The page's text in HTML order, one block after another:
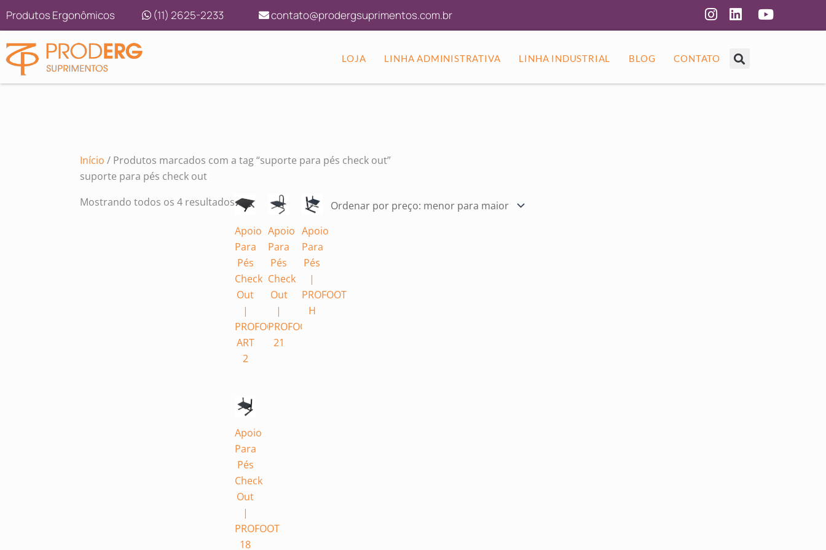
para
conteúdo
Produtos Ergonômicos (11) 2625-2233 contato@prodergsuprimentos.com.br
LOJA LINHA ADMINISTRATIVA LINHA INDUSTRIAL BLOG CONTATO
Início / Produtos marcados com a tag “suporte para pés check out”
suporte para pés check out
Mostrando todos os 4 resultados
alto
Apoio
Para
Pés
Check
Out
|
PROFOOT
ART
2
Apoio
Para
Pés
Check
Out
|
PROFOOT
21
Apoio
Para
Pés
|
PROFOOT
H
Apoio
Para
Pés
Check
Out
|
PROFOOT
18